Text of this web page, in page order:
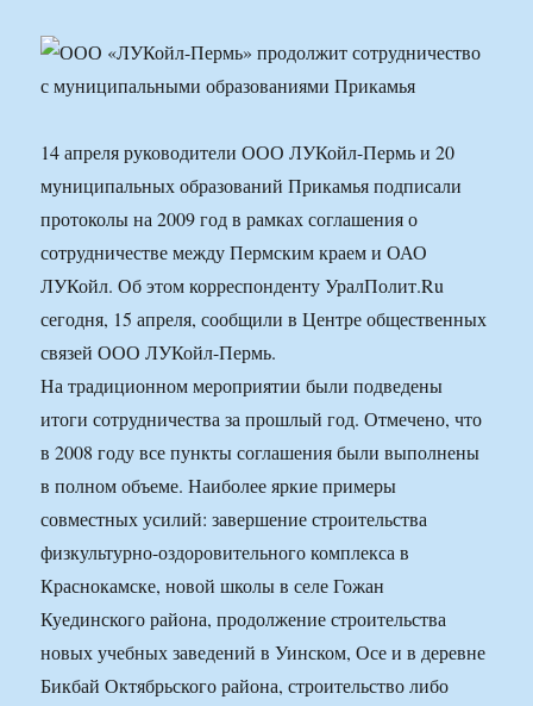
14 апреля руководители ООО ЛУКойл-Пермь и 20
муниципальных образований Прикамья подписали
протоколы на 2009 год в рамках соглашения о
сотрудничестве между Пермским краем и ОАО
ЛУКойл. Об этом корреспонденту УралПолит.Ru
сегодня, 15 апреля, сообщили в Центре общественных
связей ООО ЛУКойл-Пермь.
На традиционном мероприятии были подведены
итоги сотрудничества за прошлый год. Отмечено, что
в 2008 году все пункты соглашения были выполнены
в полном объеме. Наиболее яркие примеры
совместных усилий: завершение строительства
физкультурно-оздоровительного комплекса в
Краснокамске, новой школы в селе Гожан
Куединского района, продолжение строительства
новых учебных заведений в Уинском, Осе и в деревне
Бикбай Октябрьского района, строительство либо